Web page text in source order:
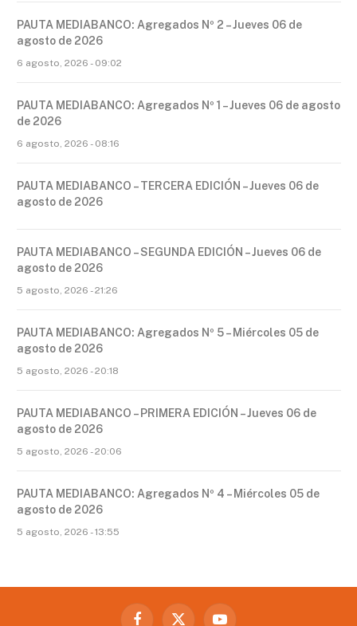
PAUTA MEDIABANCO: Agregados Nº 2 – Jueves 06 de
agosto de 2026
6 agosto, 2026 - 09:02
PAUTA MEDIABANCO: Agregados Nº 1 – Jueves 06 de agosto
de 2026
6 agosto, 2026 - 08:16
PAUTA MEDIABANCO – TERCERA EDICIÓN – Jueves 06 de
agosto de 2026
PAUTA MEDIABANCO – SEGUNDA EDICIÓN – Jueves 06 de
agosto de 2026
5 agosto, 2026 - 21:26
PAUTA MEDIABANCO: Agregados Nº 5 – Miércoles 05 de
agosto de 2026
5 agosto, 2026 - 20:18
PAUTA MEDIABANCO – PRIMERA EDICIÓN – Jueves 06 de
agosto de 2026
5 agosto, 2026 - 20:06
PAUTA MEDIABANCO: Agregados Nº 4 – Miércoles 05 de
agosto de 2026
5 agosto, 2026 - 13:55